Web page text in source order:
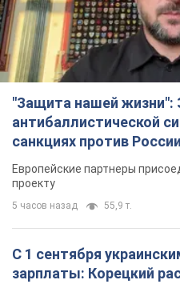
"Защита нашей жизни":
антибаллистической
санкциях против
Видео
Европейские партнеры
проекту
5 часов назад 55,9 т.
С 1 сентября
зарплаты: Корецкий